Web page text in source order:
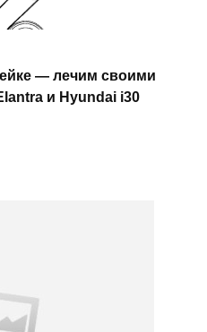
— лечим своими
и Hyundai i30